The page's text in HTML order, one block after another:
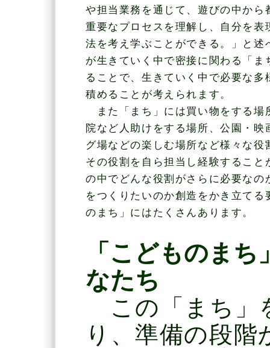
や担当業務を通じて、遊びの中から
重要なプロセスを理解し、自分を表
法を考え学ぶことができる。」と述
が生きていく中で密接に関わる「ま
ることで、生きていく中で必要な多
積めることが考えられます。
また「まち」には買い物をする場
院など人助けをする場所、公園・映
グ場などの楽しむ場所など様々な役
その役割を自ら担当し経験すること
の中でどんな役割がさらに必要なの
をつくりたいのか創造をかき立てる
のまち」にはたくさんあります。
「こどものま
なたち
この「まち」
り、準備の段